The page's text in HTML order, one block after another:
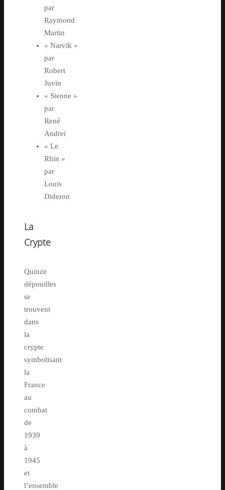
par
Raymond
Martin
« Narvik »
par
Robert
Juvin
« Sienne »
par
René
Andrei
« Le
Rhin »
par
Louis
Dideron
La
Crypte
Quinze
dépouilles
se
trouvent
dans
la
crypte
symbolisant
la
France
au
combat
de
1939
à
1945
et
l’ensemble